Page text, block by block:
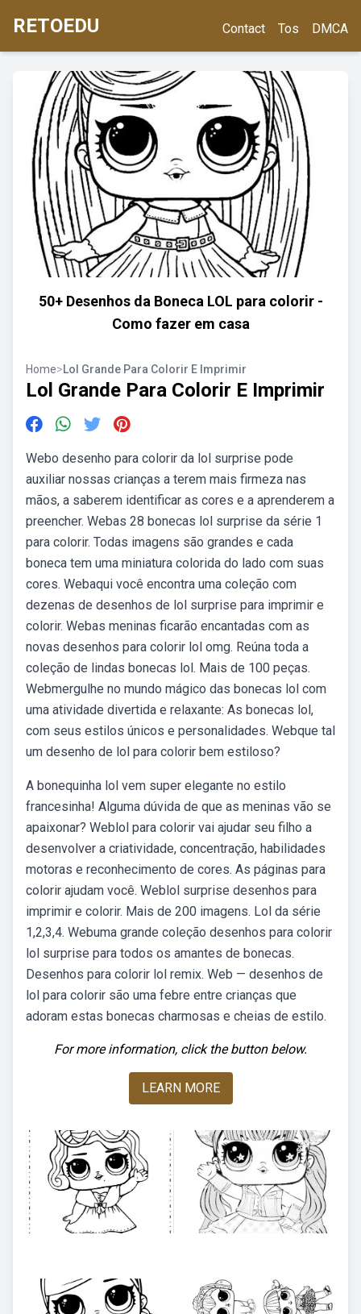
RETOEDU Contact Tos DMCA
50+ Desenhos da Boneca LOL para colorir -
Como fazer em casa
Home>Lol Grande Para Colorir E Imprimir
Lol Grande Para Colorir E Imprimir
Webo desenho para colorir da lol surprise pode
auxiliar nossas crianças a terem mais firmeza nas
mãos, a saberem identificar as cores e a aprenderem a
preencher. Webas 28 bonecas lol surprise da série 1
para colorir. Todas imagens são grandes e cada
boneca tem uma miniatura colorida do lado com suas
cores. Webaqui você encontra uma coleção com
dezenas de desenhos de lol surprise para imprimir e
colorir. Webas meninas ficarão encantadas com as
novas desenhos para colorir lol omg. Reúna toda a
coleção de lindas bonecas lol. Mais de 100 peças.
Webmergulhe no mundo mágico das bonecas lol com
uma atividade divertida e relaxante: As bonecas lol,
com seus estilos únicos e personalidades. Webque tal
um desenho de lol para colorir bem estiloso?
A bonequinha lol vem super elegante no estilo
francesinha! Alguma dúvida de que as meninas vão se
apaixonar? Weblol para colorir vai ajudar seu filho a
desenvolver a criatividade, concentração, habilidades
motoras e reconhecimento de cores. As páginas para
colorir ajudam você. Weblol surprise desenhos para
imprimir e colorir. Mais de 200 imagens. Lol da série
1,2,3,4. Webuma grande coleção desenhos para colorir
lol surprise para todos os amantes de bonecas.
Desenhos para colorir lol remix. Web — desenhos de
lol para colorir são uma febre entre crianças que
adoram estas bonecas charmosas e cheias de estilo.
For more information, click the button below.
LEARN MORE